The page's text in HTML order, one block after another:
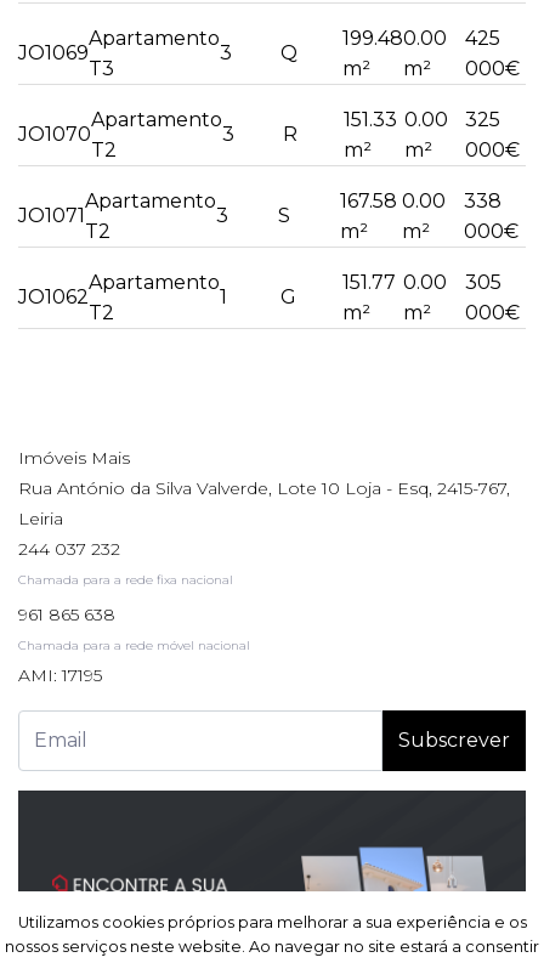
Utilizamos cookies próprios para melhorar a sua experiência e os
nossos serviços neste website. Ao navegar no site estará a consentir
JO1069
Apartamento
T3
3 Q
199.48
m²
0.00
m²
425
000€
JO1070
Apartamento
T2
3 R
151.33
m²
0.00
m²
325
000€
JO1071
Apartamento
T2
3 S
167.58
m²
0.00
m²
338
000€
JO1062
Apartamento
T2
1 G
151.77
m²
0.00
m²
305
000€
Imóveis Mais
Rua António da Silva Valverde, Lote 10 Loja - Esq, 2415-767,
Leiria
244 037 232
Chamada para a rede fixa nacional
961 865 638
Chamada para a rede móvel nacional
AMI: 17195
Subscrever
Utilizamos cookies próprios para melhorar a sua experiência e os
nossos serviços neste website. Ao navegar no site estará a consentir